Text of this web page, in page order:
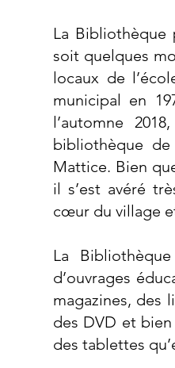
La Bibliothèque
soit quelques
locaux de
municipal en
l’automne
bibliothèque de
Mattice. Bien
il s’est avéré
cœur du village
La
d’ouvrages
magazines, des
des DVD et
des tablettes